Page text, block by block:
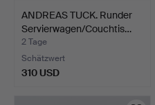
ANDREAS TUCK. Runder
Servierwagen/Couchtis…
2 Tage
Schätzwert
310 USD